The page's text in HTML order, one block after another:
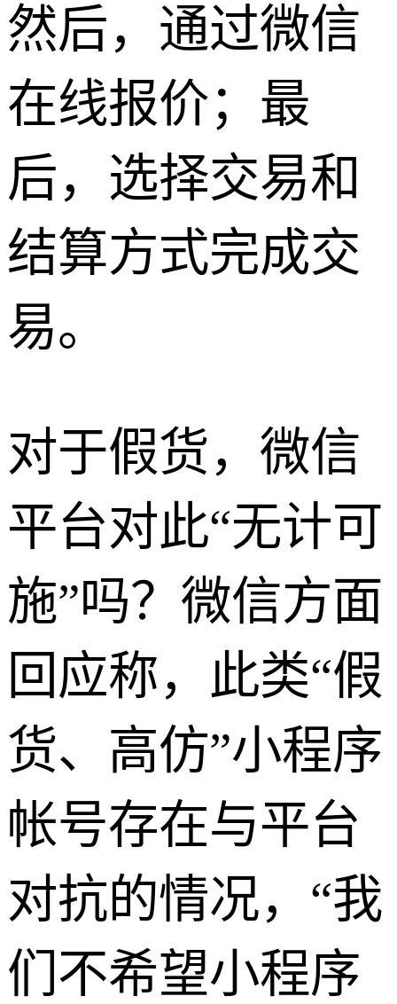
然后，通过微信
在线报价；最
后，选择交易和
结算方式完成交
易。
对于假货，微信
平台对此“无计可
施”吗？微信方面
回应称，此类“假
货、高仿”小程序
帐号存在与平台
对抗的情况，“我
们不希望小程序